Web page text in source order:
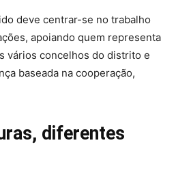
deve centrar-se no trabalho
apoiando quem representa
vários concelhos do distrito e
baseada na cooperação,
diferentes